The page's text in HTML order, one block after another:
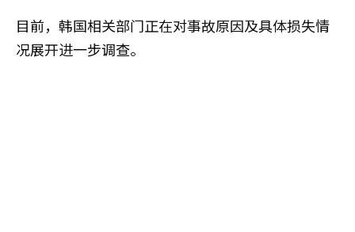
目前，韩国相关部门正在对事故原因及具体损失情
况展开进一步调查。